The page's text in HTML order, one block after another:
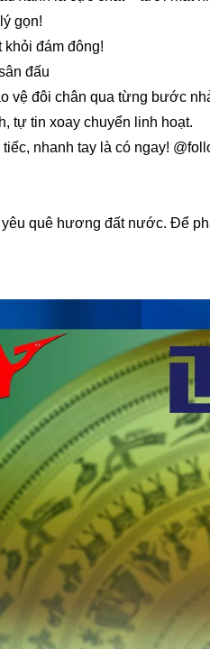
gọn!
khỏi đám đông!
đấu
vệ đôi chân qua từng bước
tự tin xoay chuyển linh hoạt.
nhanh tay là có ngay!
quê hương đất nước. Để